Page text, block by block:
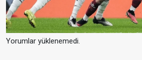
Yorumlar yüklenemedi.